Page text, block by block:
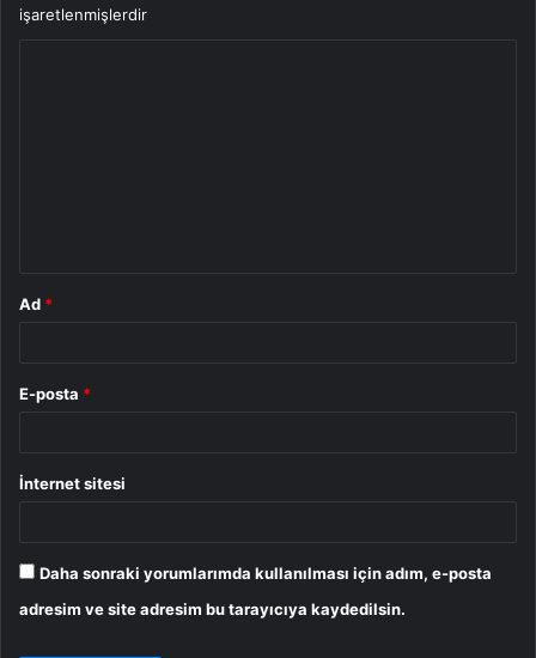
işaretlenmişlerdir
Ad *
E-posta *
İnternet sitesi
Daha sonraki yorumlarımda kullanılması için adım, e-posta
adresim ve site adresim bu tarayıcıya kaydedilsin.